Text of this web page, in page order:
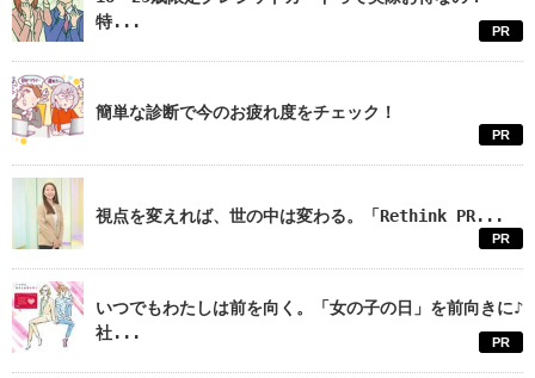
特...
PR
簡単な診断で今のお疲れ度をチェック！
PR
視点を変えれば、世の中は変わる。「Rethink PR...
PR
いつでもわたしは前を向く。「女の子の日」を前向きに♪
社...
PR